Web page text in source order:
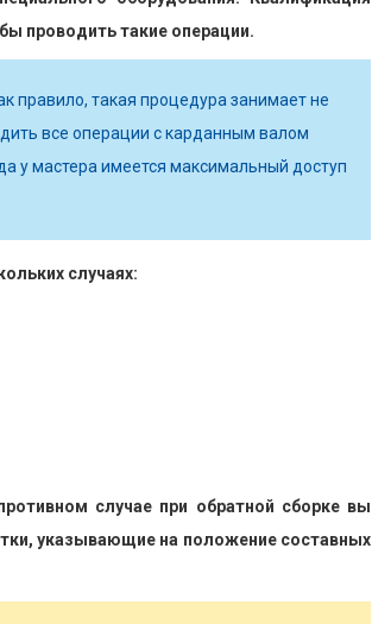
проводить такие операции.
правило, такая процедура занимает не
все операции с карданным валом
у мастера имеется максимальный доступ
случаях:
случае при обратной сборке вы
указывающие на положение составных